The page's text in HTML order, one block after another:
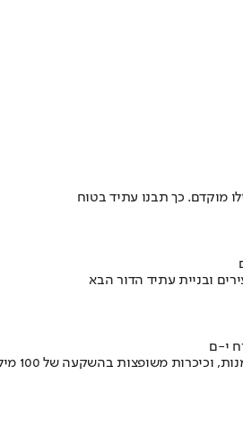
מוקדם. כך תבנו עתיד בטוח
ובניית עתיד הדור הבא
י-ם